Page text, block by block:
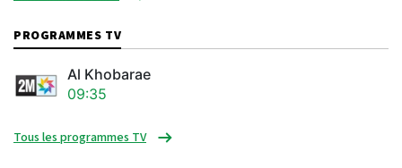
PROGRAMMES TV
Al Khobarae
09:35
Tous les programmes TV